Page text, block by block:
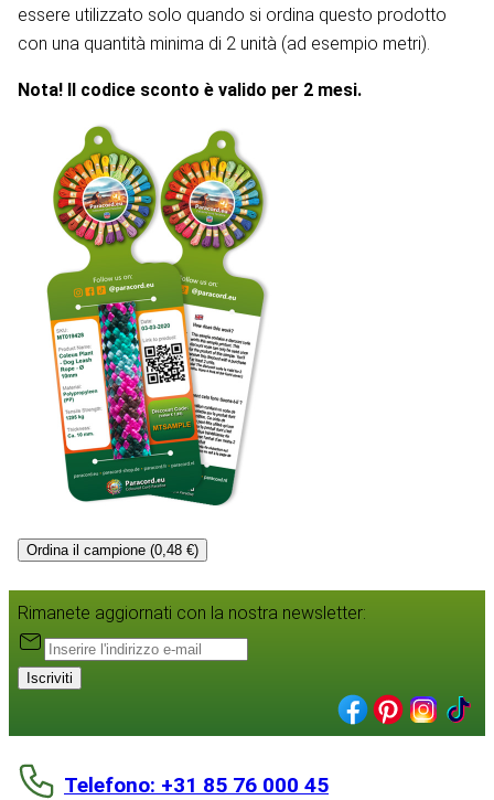
essere utilizzato solo quando si ordina questo prodotto
con una quantità minima di 2 unità (ad esempio metri).
Nota! Il codice sconto è valido per 2 mesi.
Ordina il campione (0,48 €)
Rimanete aggiornati con la nostra newsletter:
Iscriviti
Telefono: +31 85 76 000 45